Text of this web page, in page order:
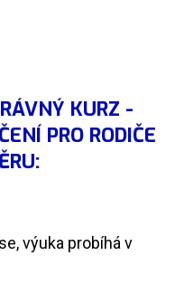
KURZ -
PRO RODIČE
výuka probíhá v